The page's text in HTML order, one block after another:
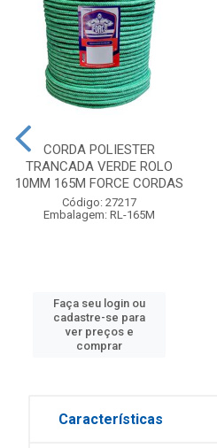
CORDA POLIESTER
TRANCADA VERDE ROLO
10MM 165M FORCE CORDAS
Código: 27217
Embalagem: RL-165M
Faça seu login ou
cadastre-se para
ver preços e
comprar
Características